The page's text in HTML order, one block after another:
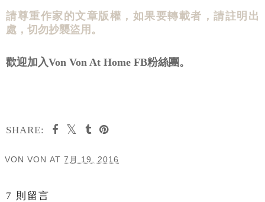
請尊重作家的文章版權，如果要轉載者，請註明出
處，切勿抄襲盜用。
歡迎加入Von Von At Home FB粉絲團。
SHARE:
VON VON AT 7月 19, 2016
7 則留言